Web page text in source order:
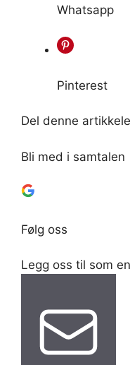
Whatsapp
Pinterest
Del denne
Bli med i samtalen
Følg oss
Legg oss til som